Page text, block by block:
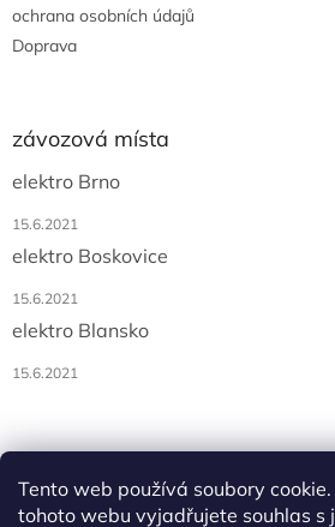
Tento web používá soubory
tohoto webu vyjadřujete souhlas s
ochrana osobních údajů
Doprava
závozová místa
elektro Brno
15.6.2021
elektro Boskovice
15.6.2021
elektro Blansko
15.6.2021